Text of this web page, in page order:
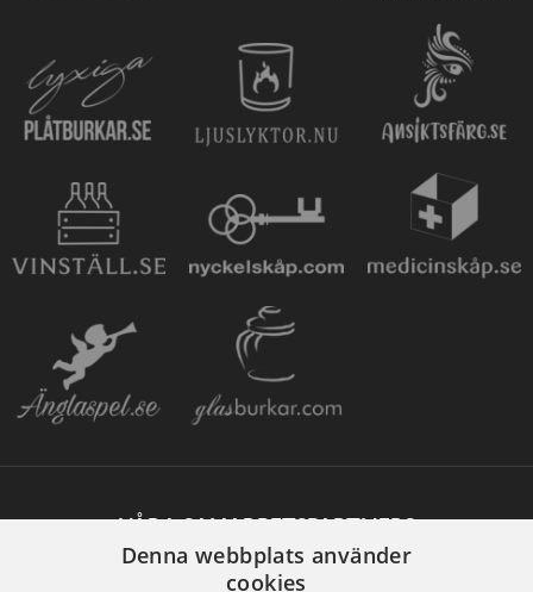
VÅRA SAMARBETSPARTNERS
Denna webbplats använder
cookies